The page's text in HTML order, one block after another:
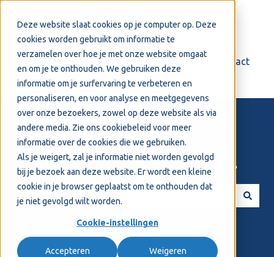
Deze website slaat cookies op je computer op. Deze
cookies worden gebruikt om informatie te
verzamelen over hoe je met onze website omgaat
en om je te onthouden. We gebruiken deze
informatie om je surfervaring te verbeteren en
personaliseren, en voor analyse en meetgegevens
over onze bezoekers, zowel op deze website als via
andere media. Zie ons cookiebeleid voor meer
informatie over de cookies die we gebruiken.
Als je weigert, zal je informatie niet worden gevolgd
bij je bezoek aan deze website. Er wordt een kleine
cookie in je browser geplaatst om te onthouden dat
je niet gevolgd wilt worden.
Cookie-instellingen
Accepteren Weigeren
Support Contact
Welkom! Hoe kunnen we je helpen?